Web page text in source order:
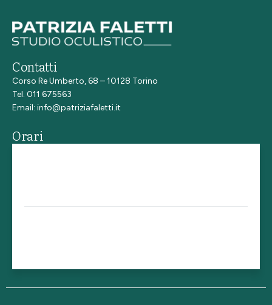
Contatti
Corso Re Umberto, 68 – 10128 Torino
Tel. 011 675563
Email: info@patriziafaletti.it
Orari